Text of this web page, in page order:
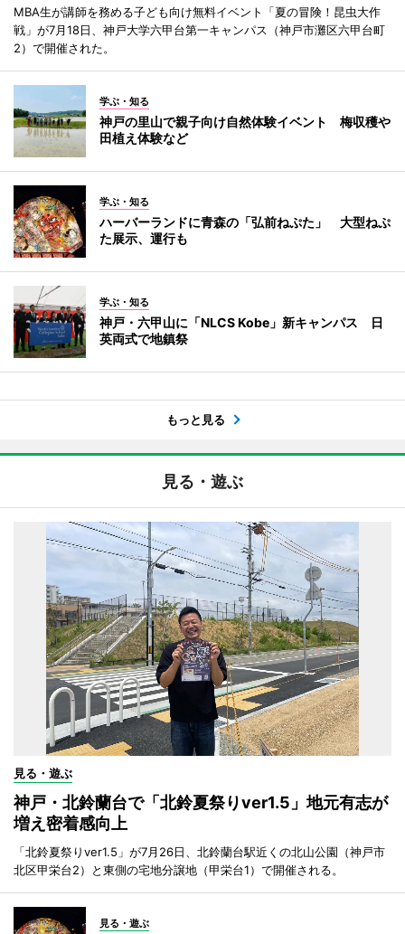
MBA生が講師を務める子ども向け無料イベント「夏の冒険！昆虫大作
戦」が7月18日、神戸大学六甲台第一キャンパス（神戸市灘区六甲台町
2）で開催された。
学ぶ・知る
神戸の里山で親子向け自然体験イベント 梅収穫や
田植え体験など
学ぶ・知る
ハーバーランドに青森の「弘前ねぷた」 大型ねぷ
た展示、運行も
学ぶ・知る
神戸・六甲山に「NLCS Kobe」新キャンパス 日
英両式で地鎮祭
もっと見る
見る・遊ぶ
見る・遊ぶ
神戸・北鈴蘭台で「北鈴夏祭りver1.5」地元有志が
増え密着感向上
「北鈴夏祭りver1.5」が7月26日、北鈴蘭台駅近くの北山公園（神戸市
北区甲栄台2）と東側の宅地分譲地（甲栄台1）で開催される。
見る・遊ぶ